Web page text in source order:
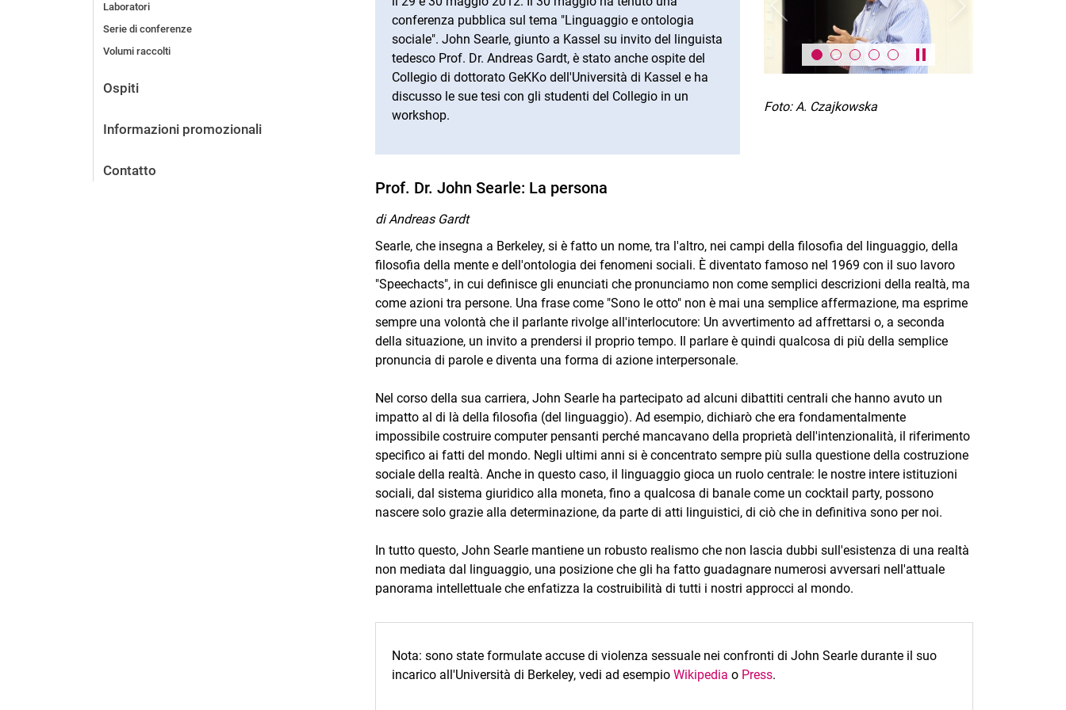
Laboratori
Serie di conferenze
Volumi raccolti
Ospiti
Informazioni promozionali
Contatto
conferenza pubblica sul tema "Linguaggio e ontologia
sociale". John Searle, giunto a Kassel su invito del linguista
tedesco Prof. Dr. Andreas Gardt, è stato anche ospite del
Collegio di dottorato GeKKo dell'Università di Kassel e ha
discusso le sue tesi con gli studenti del Collegio in un
workshop.
Pause / play carousel
Previous Next
Foto: A. Czajkowska
Prof. Dr. John Searle: La persona
di Andreas Gardt
Searle, che insegna a Berkeley, si è fatto un nome, tra l'altro, nei campi della filosofia del linguaggio, della
filosofia della mente e dell'ontologia dei fenomeni sociali. È diventato famoso nel 1969 con il suo lavoro
"Speechacts", in cui definisce gli enunciati che pronunciamo non come semplici descrizioni della realtà, ma
come azioni tra persone. Una frase come "Sono le otto" non è mai una semplice affermazione, ma esprime
sempre una volontà che il parlante rivolge all'interlocutore: Un avvertimento ad affrettarsi o, a seconda
della situazione, un invito a prendersi il proprio tempo. Il parlare è quindi qualcosa di più della semplice
pronuncia di parole e diventa una forma di azione interpersonale.
Nel corso della sua carriera, John Searle ha partecipato ad alcuni dibattiti centrali che hanno avuto un
impatto al di là della filosofia (del linguaggio). Ad esempio, dichiarò che era fondamentalmente
impossibile costruire computer pensanti perché mancavano della proprietà dell'intenzionalità, il riferimento
specifico ai fatti del mondo. Negli ultimi anni si è concentrato sempre più sulla questione della costruzione
sociale della realtà. Anche in questo caso, il linguaggio gioca un ruolo centrale: le nostre intere istituzioni
sociali, dal sistema giuridico alla moneta, fino a qualcosa di banale come un cocktail party, possono
nascere solo grazie alla determinazione, da parte di atti linguistici, di ciò che in definitiva sono per noi.
In tutto questo, John Searle mantiene un robusto realismo che non lascia dubbi sull'esistenza di una realtà
non mediata dal linguaggio, una posizione che gli ha fatto guadagnare numerosi avversari nell'attuale
panorama intellettuale che enfatizza la costruibilità di tutti i nostri approcci al mondo.
Nota: sono state formulate accuse di violenza sessuale nei confronti di John Searle durante il suo
incarico all'Università di Berkeley, vedi ad esempioWikipedia o Press.